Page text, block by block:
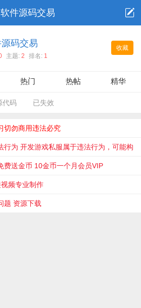
软件源码交易
收藏
码交易
主题:2 排名: 1
热门 热帖 精华
代码 已失效
切勿商用违法必究
行为 开发游戏私服属于违法行为，可能构
费送金币 10金币一个月会员VIP
频专业制作
题 资源下载